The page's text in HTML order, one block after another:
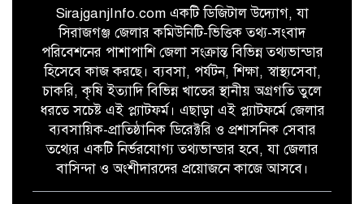
SirajganjInfo.com একটি ডিজিটাল উদ্যোগ, যা
সিরাজগঞ্জ জেলার কমিউনিটি-ভিত্তিক তথ্য-সংবাদ
পরিবেশনের পাশাপাশি জেলা সংক্রান্ত বিভিন্ন তথ্যভান্ডার
হিসেবে কাজ করছে। ব্যবসা, পর্যটন, শিক্ষা, স্বাস্থ্যসেবা,
চাকরি, কৃষি ইত্যাদি বিভিন্ন খাতের স্থানীয় অগ্রগতি তুলে
ধরতে সচেষ্ট এই প্ল্যাটফর্ম। এছাড়া এই প্ল্যাটফর্মে জেলার
ব্যবসায়িক-প্রাতিষ্ঠানিক ডিরেক্টরি ও প্রশাসনিক সেবার
তথ্যের একটি নির্ভরযোগ্য তথ্যভান্ডার হবে, যা জেলার
বাসিন্দা ও অংশীদারদের প্রয়োজনে কাজে আসবে।